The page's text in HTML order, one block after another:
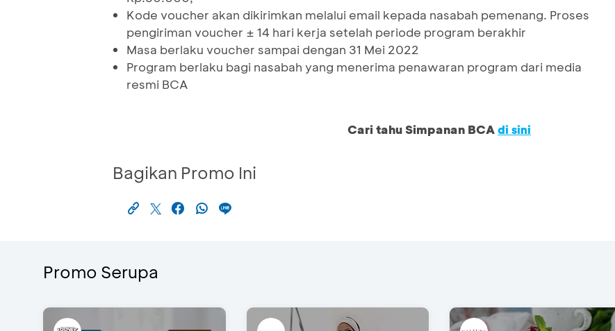
Kode voucher akan dikirimkan melalui email kepada nasabah pemenang. Proses
pengiriman voucher ± 14 hari kerja setelah periode program berakhir
Masa berlaku voucher sampai dengan 31 Mei 2022
Program berlaku bagi nasabah yang menerima penawaran program dari media
resmi BCA
Cari tahu Simpanan BCAdi sini
Bagikan Promo Ini
Promo Serupa